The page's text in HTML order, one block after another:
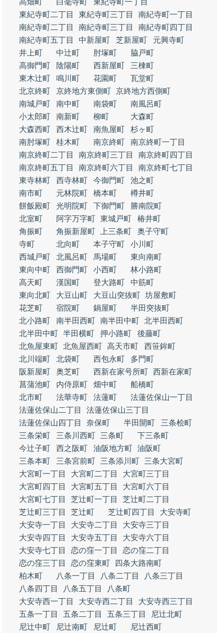
高畑町 白毫寺町
東紀寺町一丁目
東紀寺町二丁目
東紀寺町三丁目
南紀寺町一丁目
南紀寺町二丁目
南紀寺町三丁目
南紀寺町四丁目
南紀寺町五丁目
中新屋町 芝新屋町
元興寺町
井上町
中辻町 肘塚町
脇戸町
高御門町
陰陽町 西新屋町
三棟町
東木辻町
鳴川町 花園町
瓦堂町
北京終町
京終地方東側町 京終地方西側町
南城戸町
南中町 南袋町
南風呂町
小太郎町
南新町 柳町
大森町
大森西町
西木辻町 南魚屋町
杉ヶ町
南肘塚町
桂木町 南京終町
南京終町一丁目
南京終町二丁目
南京終町三丁目
南京終町四丁目
南京終町五丁目
南京終町六丁目
南京終町七丁目
東寺林町
西寺林町 今御門町
池之町
南市町
元林院町 橋本町
樽井町
餅飯殿町
光明院町 下御門町
勝南院町
北室町
阿字万字町 東城戸町
椿井町
角振町
角振新屋町 上三条町
奥子守町
寺町
北向町 本子守町
小川町
西城戸町
北風呂町 馬場町
東向南町
東向中町
西御門町 小西町
林小路町
高天町
漢国町 登大路町
中筋町
東向北町
大豆山町 大豆山突抜町 坊屋敷町
花芝町
宿院町 鍋屋町
半田突抜町
北小路町
南半田西町 南半田中町 北半田西町
北半田中町 半田横町 押小路町
後藤町
北魚屋東町 北魚屋西町 高天市町
西笹鉾町
北川端町
北袋町 西包永町
多門町
阪新屋町
奥芝町 西新在家号所町 西新在家町
菖蒲池町
内侍原町 畑中町
船橋町
北市町
法華寺町 法蓮町
法蓮佐保山一丁目
法蓮佐保山二丁目
法蓮佐保山三丁目
法蓮佐保山四丁目
奈保町 半田開町
三条桧町
三条栄町
三条川西町 三条町
下三条町
今辻子町
西之阪町 油阪地方町 油阪町
三条本町
三条宮前町 三条添川町
三条大宮町
大宮町一丁目
大宮町二丁目
大宮町三丁目
大宮町四丁目
大宮町五丁目
大宮町六丁目
大宮町七丁目
芝辻町一丁目
芝辻町二丁目
芝辻町三丁目
芝辻町 芝辻町四丁目
大安寺町
大安寺一丁目
大安寺二丁目
大安寺三丁目
大安寺四丁目
大安寺五丁目
大安寺六丁目
大安寺七丁目
恋の窪一丁目
恋の窪二丁目
恋の窪三丁目
恋の窪東町
四条大路南町
柏木町
八条一丁目 八条二丁目
八条三丁目
八条四丁目
八条五丁目
八条町
大安寺西一丁目
大安寺西二丁目
大安寺西三丁目
五条一丁目
五条二丁目 五条三丁目
尼辻北町
尼辻中町
尼辻南町 尼辻町
尼辻西町